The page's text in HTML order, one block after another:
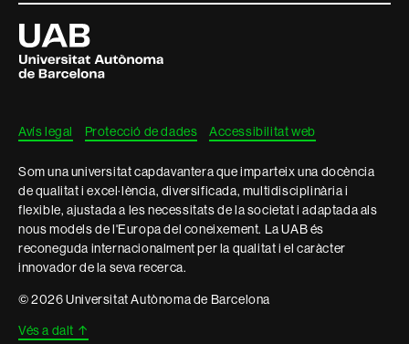
Universitat
Autònoma
de
Barcelona
Avís legal Protecció de dades Accessibilitat web
Som una universitat capdavantera que imparteix una docència
de qualitat i excel·lència, diversificada, multidisciplinària i
flexible, ajustada a les necessitats de la societat i adaptada als
nous models de l'Europa del coneixement. La UAB és
reconeguda internacionalment per la qualitat i el caràcter
innovador de la seva recerca.
© 2026 Universitat Autònoma de Barcelona
Vés a dalt ↑